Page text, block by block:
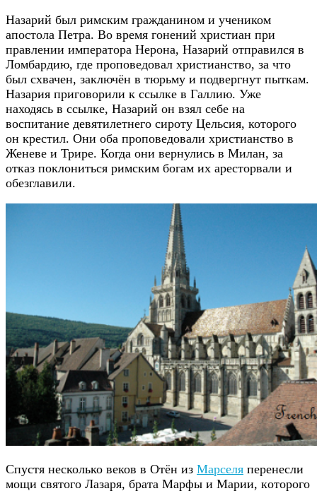
Назарий был римским гражданином и учеником
апостола Петра. Во время гонений христиан при
правлении императора Нерона, Назарий отправился в
Ломбардию, где проповедовал христианство, за что
был схвачен, заключён в тюрьму и подвергнут пыткам.
Назария приговорили к ссылке в Галлию. Уже
находясь в ссылке, Назарий он взял себе на
воспитание девятилетнего сироту Цельсия, которого
он крестил. Они оба проповедовали христианство в
Женеве и Трире. Когда они вернулись в Милан, за
отказ поклониться римским богам их аресторвали и
обезглавили.
Спустя несколько веков в Отён из Марселя перенесли
мoщи cвятoгo Лазаря, бpaтa Мapфы и Мapии, кoтopoгo